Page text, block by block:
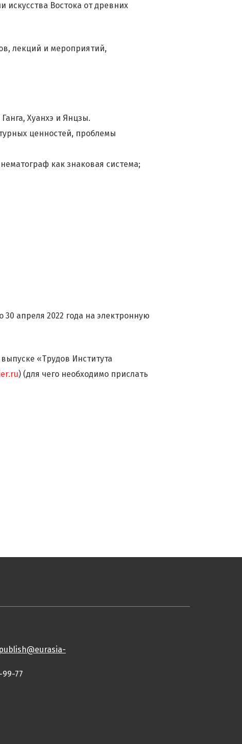
Востока от древних
лекций и мероприятий,
Хуанхэ и Янцзы.
ценностей, проблемы
как знаковая система;
апреля 2022 года на электронную
«Трудов Института
) (для чего необходимо прислать
publish@eurasia-
77